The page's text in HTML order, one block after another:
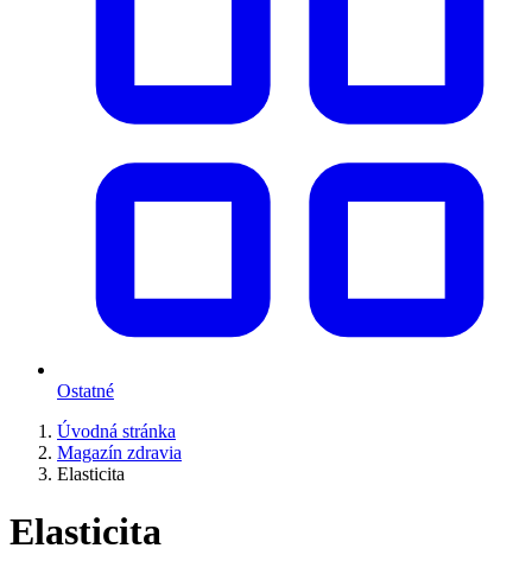
Ostatné
Úvodná stránka
Magazín zdravia
Elasticita
Elasticita